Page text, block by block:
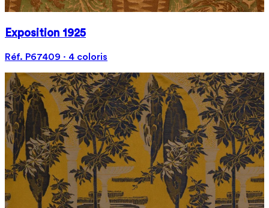
Exposition 1925
Réf. P67409 · 4 coloris